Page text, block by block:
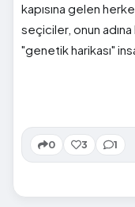
kapısına gelen
seçiciler, onun
"genetik harikası"
0 3 1